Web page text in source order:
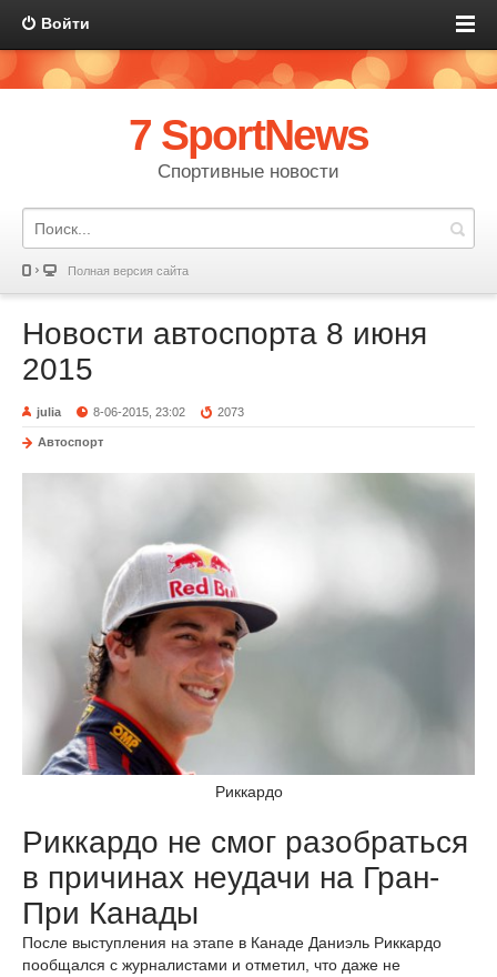
Войти
7 SportNews
Спортивные новости
Полная версия сайта
Новости автоспорта 8 июня
2015
julia 8-06-2015, 23:02 2073
Автоспорт
Риккардо
Риккардо не смог разобраться
в причинах неудачи на Гран-
При Канады
После выступления на этапе в Канаде Даниэль Риккардо
пообщался с журналистами и отметил, что даже не